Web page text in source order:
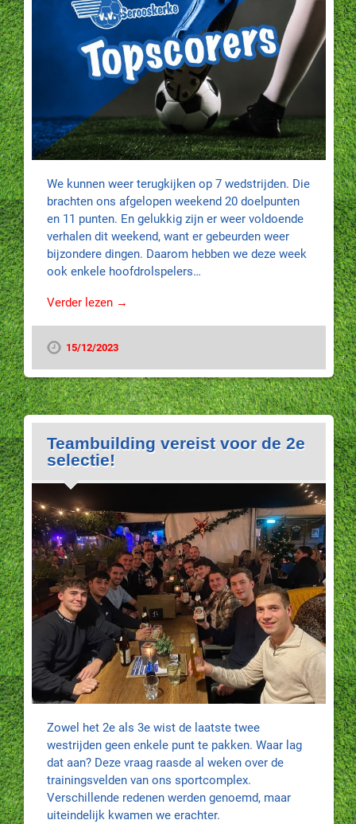
We kunnen weer terugkijken op 7 wedstrijden. Die
brachten ons afgelopen weekend 20 doelpunten
en 11 punten. En gelukkig zijn er weer voldoende
verhalen dit weekend, want er gebeurden weer
bijzondere dingen. Daarom hebben we deze week
ook enkele hoofdrolspelers…
Verder lezen →
15/12/2023
Teambuilding vereist voor de 2e
selectie!
Zowel het 2e als 3e wist de laatste twee
westrijden geen enkele punt te pakken. Waar lag
dat aan? Deze vraag raasde al weken over de
trainingsvelden van ons sportcomplex.
Verschillende redenen werden genoemd, maar
uiteindelijk kwamen we erachter.